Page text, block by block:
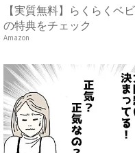
【実質無料】らくらくベ
の特典をチェック
Amazon